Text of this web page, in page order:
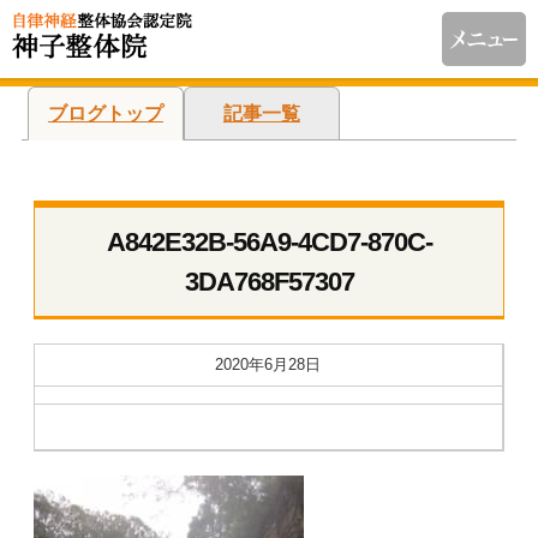
ブログトップ 記事一覧
A842E32B-56A9-4CD7-870C-
3DA768F57307
2020年6月28日